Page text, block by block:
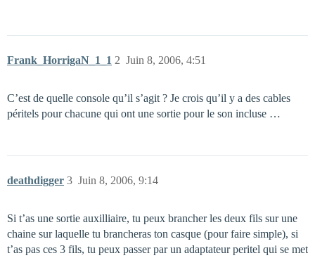
Frank_HorrigaN_1_1 Juin 8, 2006, 4:51
2
C’est de quelle console qu’il s’agit ? Je crois qu’il y a des cables
péritels pour chacune qui ont une sortie pour le son incluse …
deathdigger Juin 8, 2006, 9:14
3
Si t’as une sortie auxilliaire, tu peux brancher les deux fils sur une
chaine sur laquelle tu brancheras ton casque (pour faire simple), si
t’as pas ces 3 fils, tu peux passer par un adaptateur peritel qui se met